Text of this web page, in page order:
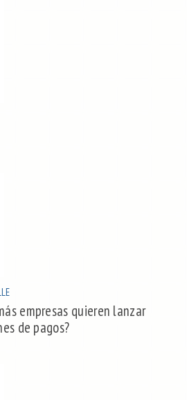
empresas quieren lanzar
de pagos?